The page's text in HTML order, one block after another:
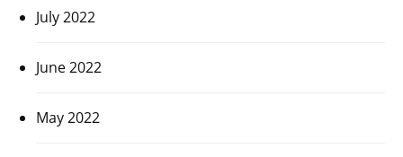
July 2022
June 2022
May 2022